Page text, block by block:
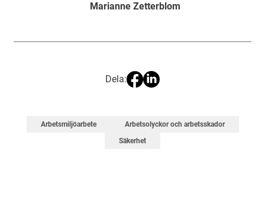
Marianne Zetterblom
Dela:
Arbetsmiljöarbete
Arbetsolyckor och arbetsskador
Säkerhet